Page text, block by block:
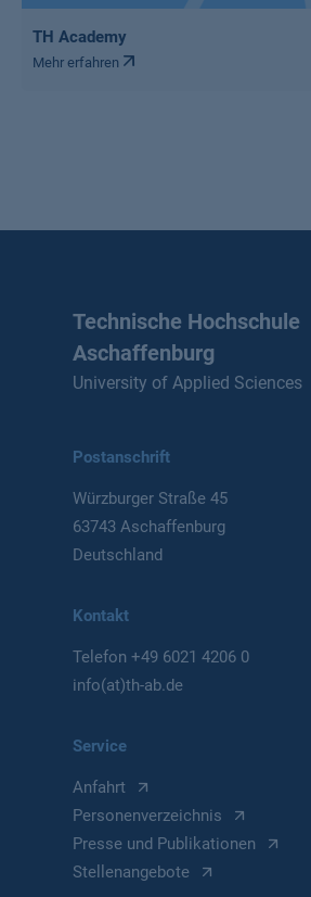
TH Academy
Mehr erfahren
Technische Hochschule
Aschaffenburg
University of Applied Sciences
Postanschrift
Würzburger Straße 45
63743 Aschaffenburg
Deutschland
Kontakt
Telefon+49 6021 4206 0
info(at)th-ab.de
Service
Anfahrt
Personenverzeichnis
Presse und Publikationen
Stellenangebote